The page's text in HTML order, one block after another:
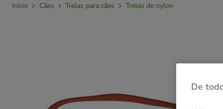
Início Cães Trelas para cães
Trelas de nylon
De